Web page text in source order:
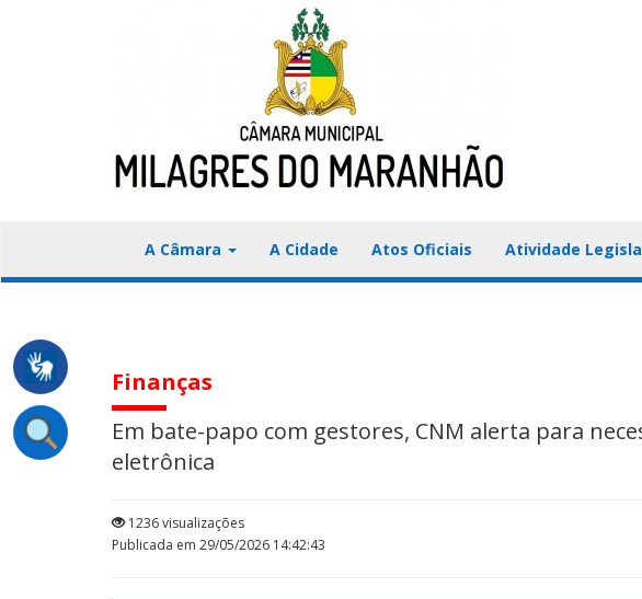
A Câmara A Cidade Atos Oficiais Atividade
Finanças
Em bate-papo com gestores, CNM alerta para
eletrônica
1236 visualizações
Publicada em 29/05/2026 14:42:43